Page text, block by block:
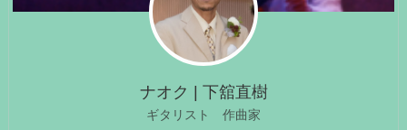
ナオク | 下舘直樹
ギタリスト 作曲家